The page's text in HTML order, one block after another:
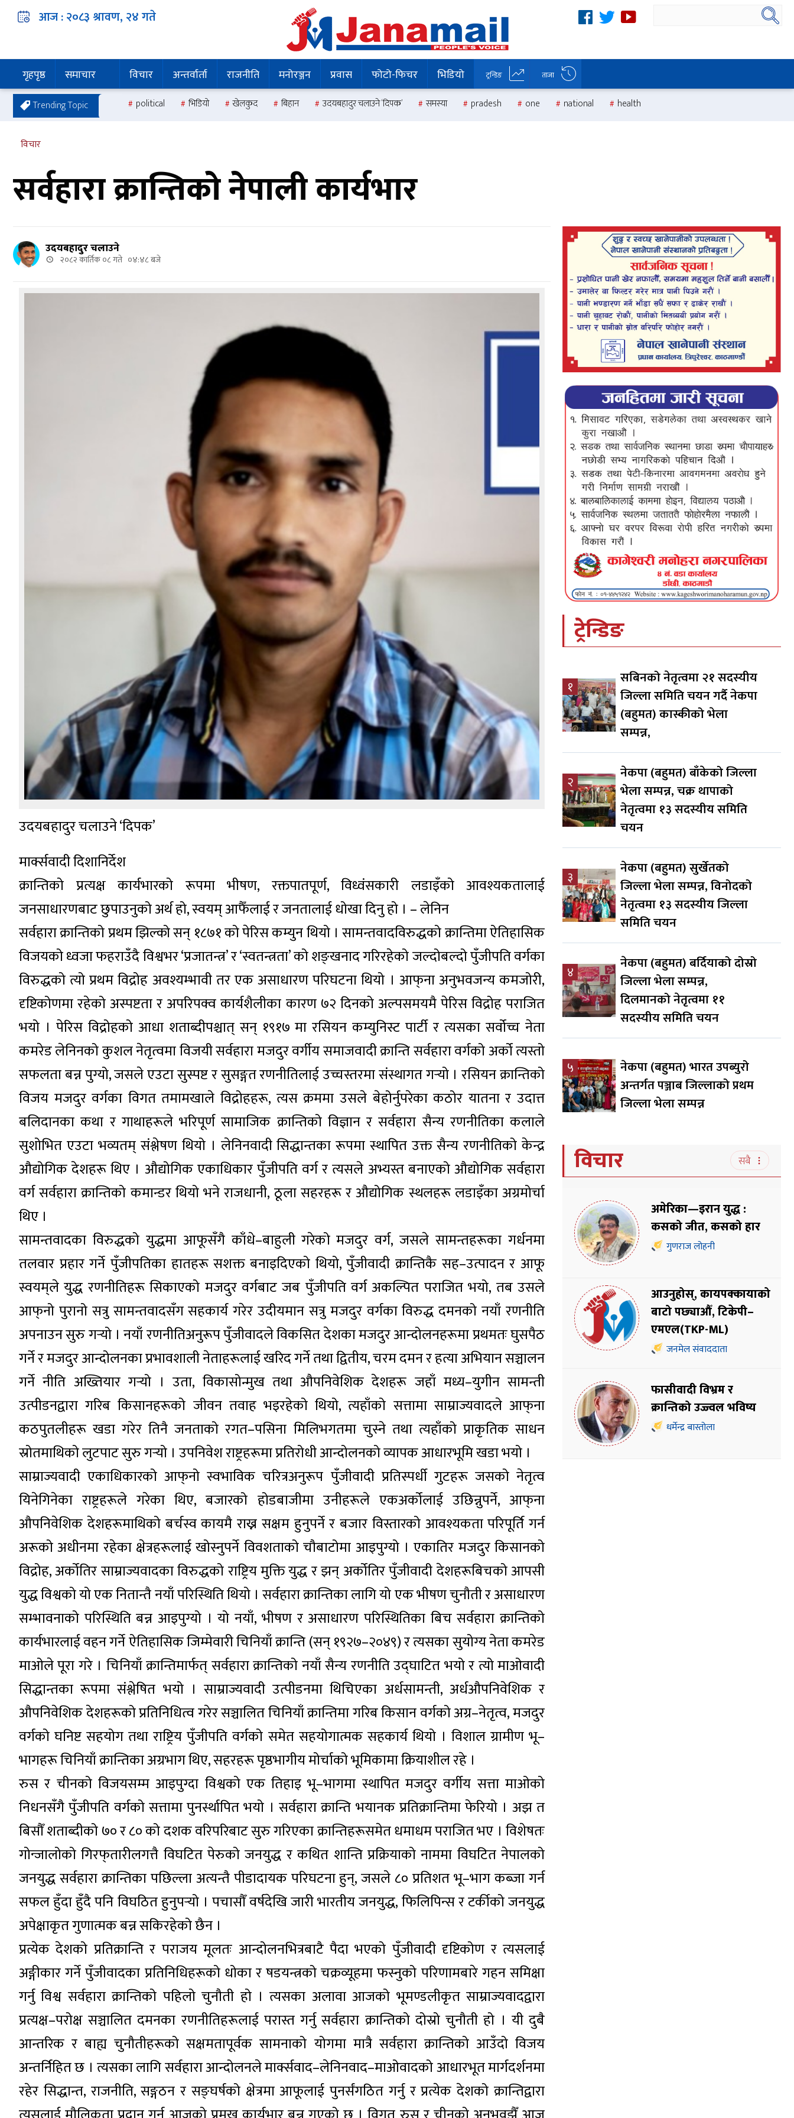
आज :२०८३ श्रावण, २४गते
गृहपृष्ठ समाचार विचार अन्तर्वार्ता राजनीति मनोरञ्जन प्रवास फोटो-फिचर भिडियो ट्रन्डिङ ताजा
Trending Topic political भिडियो खेलकुद बिहान उदयबहादुर चलाउने ‘दिपक’ समस्या pradesh one national health
विचार
सर्वहारा क्रान्तिको नेपाली कार्यभार
उदयबहादुर चलाउने
२०८२ कार्तिक ०८ गते ०४:४८ बजे
उदयबहादुर चलाउने ‘दिपक’
मार्क्सवादी दिशानिर्देश
क्रान्तिको प्रत्यक्ष कार्यभारको रूपमा भीषण, रक्तपातपूर्ण, विध्वंसकारी लडाइँको आवश्यकतालाई
जनसाधारणबाट छुपाउनुको अर्थ हो, स्वयम् आफैँलाई र जनतालाई धोखा दिनु हो । – लेनिन
सर्वहारा क्रान्तिको प्रथम झिल्को सन् १८७१ को पेरिस कम्युन थियो । सामन्तवादविरुद्धको क्रान्तिमा ऐतिहासिक
विजयको ध्वजा फहराउँदै विश्वभर ‘प्रजातन्त्र’ र ‘स्वतन्त्रता’ को शङ्खनाद गरिरहेको जल्दोबल्दो पुँजीपति वर्गका
विरुद्धको त्यो प्रथम विद्रोह अवश्यम्भावी तर एक असाधारण परिघटना थियो । आफ्‌ना अनुभवजन्य कमजोरी,
दृष्टिकोणमा रहेको अस्पष्टता र अपरिपक्व कार्यशैलीका कारण ७२ दिनको अल्पसमयमै पेरिस विद्रोह पराजित
भयो । पेरिस विद्रोहको आधा शताब्दीपश्चात् सन् १९१७ मा रसियन कम्युनिस्ट पार्टी र त्यसका सर्वोच्च नेता
कमरेड लेनिनको कुशल नेतृत्वमा विजयी सर्वहारा मजदुर वर्गीय समाजवादी क्रान्ति सर्वहारा वर्गको अर्को त्यस्तो
सफलता बन्न पुग्यो, जसले एउटा सुस्पष्ट र सुसङ्गत रणनीतिलाई उच्चस्तरमा संस्थागत गर्‍यो । रसियन क्रान्तिको
विजय मजदुर वर्गका विगत तमामखाले विद्रोहहरू, त्यस क्रममा उसले बेहोर्नुपरेका कठोर यातना र उदात्त
बलिदानका कथा र गाथाहरूले भरिपूर्ण सामाजिक क्रान्तिको विज्ञान र सर्वहारा सैन्य रणनीतिका कलाले
सुशोभित एउटा भव्यतम् संश्लेषण थियो । लेनिनवादी सिद्धान्तका रूपमा स्थापित उक्त सैन्य रणनीतिको केन्द्र
औद्योगिक देशहरू थिए । औद्योगिक एकाधिकार पुँजीपति वर्ग र त्यसले अभ्यस्त बनाएको औद्योगिक सर्वहारा
वर्ग सर्वहारा क्रान्तिको कमान्डर थियो भने राजधानी, ठूला सहरहरू र औद्योगिक स्थलहरू लडाइँका अग्रमोर्चा
थिए ।
सामन्तवादका विरुद्धको युद्धमा आफूसँगै काँधे–बाहुली गरेको मजदुर वर्ग, जसले सामन्तहरूका गर्धनमा
तलवार प्रहार गर्ने पुँजीपतिका हातहरू सशक्त बनाइदिएको थियो, पुँजीवादी क्रान्तिकै सह–उत्पादन र आफू
स्वयम्‌ले युद्ध रणनीतिहरू सिकाएको मजदुर वर्गबाट जब पुँजीपति वर्ग अकल्पित पराजित भयो, तब उसले
आफ्‌नो पुरानो सत्रु सामन्तवादसँग सहकार्य गरेर उदीयमान सत्रु मजदुर वर्गका विरुद्ध दमनको नयाँ रणनीति
अपनाउन सुरु गर्‍यो । नयाँ रणनीतिअनुरूप पुँजीवादले विकसित देशका मजदुर आन्दोलनहरूमा प्रथमतः घुसपैठ
गर्ने र मजदुर आन्दोलनका प्रभावशाली नेताहरूलाई खरिद गर्ने तथा द्वितीय, चरम दमन र हत्या अभियान सञ्चालन
गर्ने नीति अख्तियार गर्‍यो । उता, विकासोन्मुख तथा औपनिवेशिक देशहरू जहाँ मध्य–युगीन सामन्ती
उत्पीडनद्वारा गरिब किसानहरूको जीवन तवाह भइरहेको थियो, त्यहाँको सत्तामा साम्राज्यवादले आफ्‌ना
कठपुतलीहरू खडा गरेर तिनै जनताको रगत–पसिना मिलिभगतमा चुस्ने तथा त्यहाँको प्राकृतिक साधन
स्रोतमाथिको लुटपाट सुरु गर्‍यो । उपनिवेश राष्ट्रहरूमा प्रतिरोधी आन्दोलनको व्यापक आधारभूमि खडा भयो ।
साम्राज्यवादी एकाधिकारको आफ्‌नो स्वभाविक चरित्रअनुरूप पुँजीवादी प्रतिस्पर्धी गुटहरू जसको नेतृत्व
यिनेगिनेका राष्ट्रहरूले गरेका थिए, बजारको होडबाजीमा उनीहरूले एकअर्कोलाई उछिन्नुपर्ने, आफ्‌ना
औपनिवेशिक देशहरूमाथिको बर्चस्व कायमै राख्न सक्षम हुनुपर्ने र बजार विस्तारको आवश्यकता परिपूर्ति गर्न
अरूको अधीनमा रहेका क्षेत्रहरूलाई खोस्नुपर्ने विवशताको चौबाटोमा आइपुग्यो । एकातिर मजदुर किसानको
विद्रोह, अर्कोतिर साम्राज्यवादका विरुद्धको राष्ट्रिय मुक्ति युद्ध र झन् अर्कोतिर पुँजीवादी देशहरूबिचको आपसी
युद्ध विश्वको यो एक नितान्तै नयाँ परिस्थिति थियो । सर्वहारा क्रान्तिका लागि यो एक भीषण चुनौती र असाधारण
सम्भावनाको परिस्थिति बन्न आइपुग्यो । यो नयाँ, भीषण र असाधारण परिस्थितिका बिच सर्वहारा क्रान्तिको
कार्यभारलाई वहन गर्ने ऐतिहासिक जिम्मेवारी चिनियाँ क्रान्ति (सन् १९२७–२०४९) र त्यसका सुयोग्य नेता कमरेड
माओले पूरा गरे । चिनियाँ क्रान्तिमार्फत् सर्वहारा क्रान्तिको नयाँ सैन्य रणनीति उद्घाटित भयो र त्यो माओवादी
सिद्धान्तका रूपमा संश्लेषित भयो । साम्राज्यवादी उत्पीडनमा थिचिएका अर्धसामन्ती, अर्धऔपनिवेशिक र
औपनिवेशिक देशहरूको प्रतिनिधित्व गरेर सञ्चालित चिनियाँ क्रान्तिमा गरिब किसान वर्गको अग्र–नेतृत्व, मजदुर
वर्गको घनिष्ट सहयोग तथा राष्ट्रिय पुँजीपति वर्गको समेत सहयोगात्मक सहकार्य थियो । विशाल ग्रामीण भू–
भागहरू चिनियाँ क्रान्तिका अग्रभाग थिए, सहरहरू पृष्ठभागीय मोर्चाको भूमिकामा क्रियाशील रहे ।
रुस र चीनको विजयसम्म आइपुग्दा विश्वको एक तिहाइ भू–भागमा स्थापित मजदुर वर्गीय सत्ता माओको
निधनसँगै पुँजीपति वर्गको सत्तामा पुनर्स्थापित भयो । सर्वहारा क्रान्ति भयानक प्रतिक्रान्तिमा फेरियो । अझ त
बिसौँ शताब्दीको ७० र ८० को दशक वरिपरिबाट सुरु गरिएका क्रान्तिहरूसमेत धमाधम पराजित भए । विशेषतः
गोन्जालोको गिरफ्‌तारीलगत्तै विघटित पेरुको जनयुद्ध र कथित शान्ति प्रक्रियाको नाममा विघटित नेपालको
जनयुद्ध सर्वहारा क्रान्तिका पछिल्ला अत्यन्तै पीडादायक परिघटना हुन्, जसले ८० प्रतिशत भू–भाग कब्जा गर्न
सफल हुँदा हुँदै पनि विघठित हुनुपर्‍यो । पचासौँ वर्षदेखि जारी भारतीय जनयुद्ध, फिलिपिन्स र टर्कीको जनयुद्ध
अपेक्षाकृत गुणात्मक बन्न सकिरहेको छैन ।
प्रत्येक देशको प्रतिक्रान्ति र पराजय मूलतः आन्दोलनभित्रबाटै पैदा भएको पुँजीवादी दृष्टिकोण र त्यसलाई
अङ्गीकार गर्ने पुँजीवादका प्रतिनिधिहरूको धोका र षडयन्त्रको चक्रव्यूहमा फस्नुको परिणामबारे गहन समिक्षा
गर्नु विश्व सर्वहारा क्रान्तिको पहिलो चुनौती हो । त्यसका अलावा आजको भूमण्डलीकृत साम्राज्यवादद्वारा
प्रत्यक्ष–परोक्ष सञ्चालित दमनका रणनीतिहरूलाई परास्त गर्नु सर्वहारा क्रान्तिको दोस्रो चुनौती हो । यी दुबै
आन्तरिक र बाह्य चुनौतीहरूको सक्षमतापूर्वक सामनाको योगमा मात्रै सर्वहारा क्रान्तिको आउँदो विजय
अन्तर्निहित छ । त्यसका लागि सर्वहारा आन्दोलनले मार्क्सवाद–लेनिनवाद–माओवादको आधारभूत मार्गदर्शनमा
रहेर सिद्धान्त, राजनीति, सङ्गठन र सङ्घर्षको क्षेत्रमा आफूलाई पुनर्संगठित गर्नु र प्रत्येक देशको क्रान्तिद्वारा
ट्रेन्डिङ
१
सबिनको नेतृत्वमा २१ सदस्यीय
जिल्ला समिति चयन गर्दै नेकपा
(बहुमत) कास्कीको भेला
सम्पन्न,
२
नेकपा (बहुमत) बाँकेको जिल्ला
भेला सम्पन्न, चक्र थापाको
नेतृत्वमा १३ सदस्यीय समिति
चयन
३
नेकपा (बहुमत) सुर्खेतको
जिल्ला भेला सम्पन्न, विनोदको
नेतृत्वमा १३ सदस्यीय जिल्ला
समिति चयन
४
नेकपा (बहुमत) बर्दियाको दोस्रो
जिल्ला भेला सम्पन्न,
दिलमानको नेतृत्वमा ११
सदस्यीय समिति चयन
५
नेकपा (बहुमत) भारत उपब्युरो
अन्तर्गत पञ्जाब जिल्लाको प्रथम
जिल्ला भेला सम्पन्न
विचार सबै
अमेरिका—इरान युद्ध :
कसको जीत, कसको हार
गुणराज लोहनी
आउनुहोस्, कायपक्कायाको
बाटो पछ्याऔँ, टिकेपी–
एमएल(TKP-ML)
जनमेल संवाददाता
फासीवादी विभ्रम र
क्रान्तिको उज्ज्वल भविष्य
धर्मेन्द्र बास्तोला